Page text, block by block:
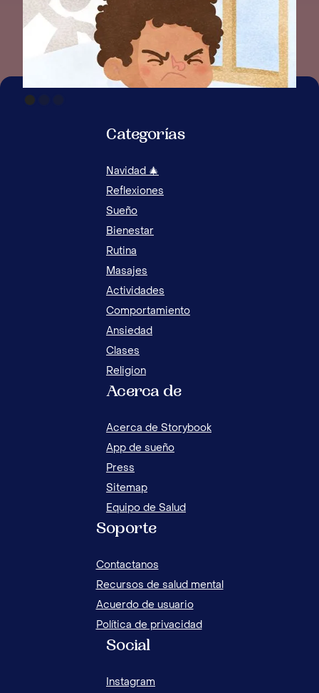
ORAR EN FAMILIA
Categorías
Navidad 🎄
Reflexiones
Sueño
Bienestar
Rutina
Masajes
Actividades
Comportamiento
Ansiedad
Clases
Religion
Acerca de
Acerca de Storybook
App de sueño
Press
Sitemap
Equipo de Salud
Soporte
Contactanos
Recursos de salud mental
Acuerdo de usuario
Política de privacidad
Social
Instagram